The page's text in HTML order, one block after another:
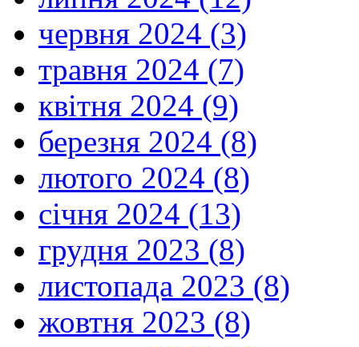
червня 2024 (3)
травня 2024 (7)
квітня 2024 (9)
березня 2024 (8)
лютого 2024 (8)
січня 2024 (13)
грудня 2023 (8)
листопада 2023 (8)
жовтня 2023 (8)